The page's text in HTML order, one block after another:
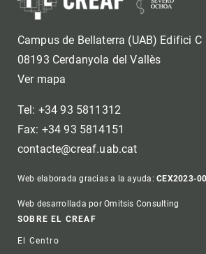
Campus de Bellaterra (UAB) Edifici C
08193 Cerdanyola del Vallès
Ver mapa
Tel: +34 93 5811312
Fax: +34 93 5814151
contacte@creaf.uab.cat
Web elaborada gracias a la ayuda:CEX2023-
Web desarrollada por Omitsis Consulting
Footer
SOBRE EL CREAF
El Centro